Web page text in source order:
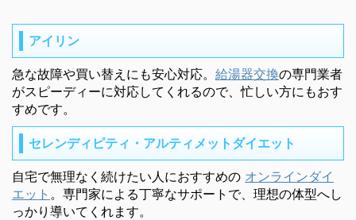
アイリン
急な故障や買い替えにも安心対応。 給湯器交換の専門業者
がスピーディーに対応してくれるので、忙しい方にもおす
すめです。
セレンディピティ・アルティメットダイエット
自宅で無理なく続けたい人におすすめの オンラインダイ
エット 。専門家による丁寧なサポートで、理想の体型へし
っかり導いてくれます。